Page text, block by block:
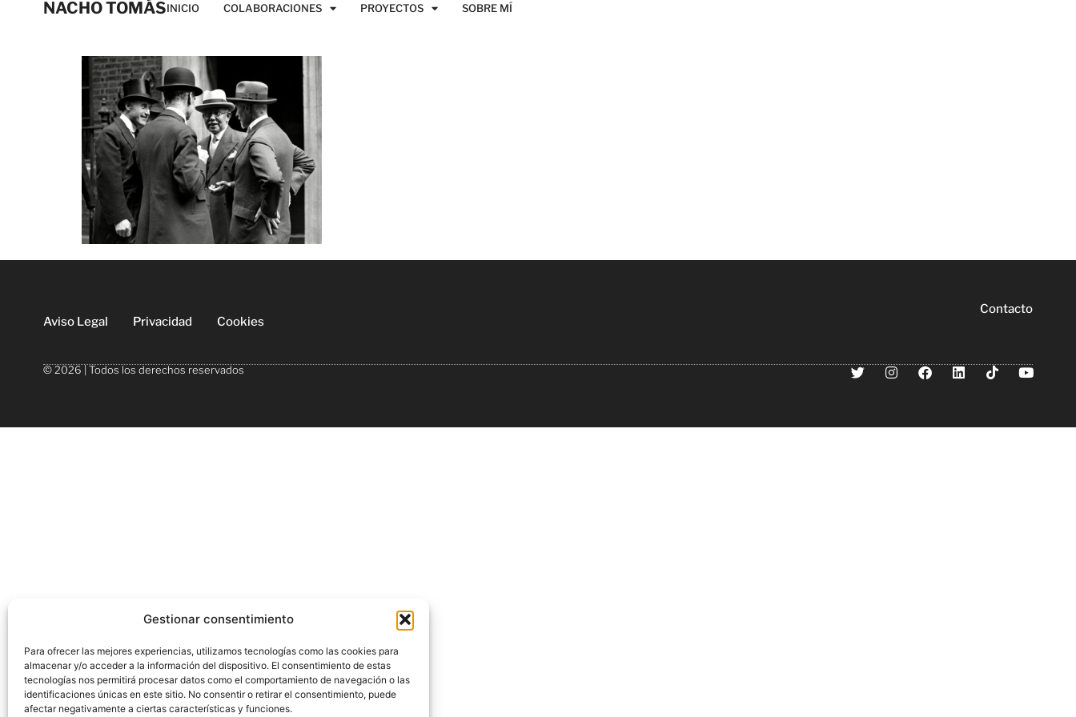
Gestionar consentimiento
Para ofrecer las mejores experiencias, utilizamos tecnologías como las cookies para
almacenar y/o acceder a la información del dispositivo. El consentimiento de estas
tecnologías nos permitirá procesar datos como el comportamiento de navegación o las
identificaciones únicas en este sitio. No consentir o retirar el consentimiento, puede
afectar negativamente a ciertas características y funciones.
NACHO TOMÁSINICIO COLABORACIONES PROYECTOS SOBRE MÍ
Aviso Legal Privacidad Cookies
Contacto
© 2026 | Todos los derechos reservados